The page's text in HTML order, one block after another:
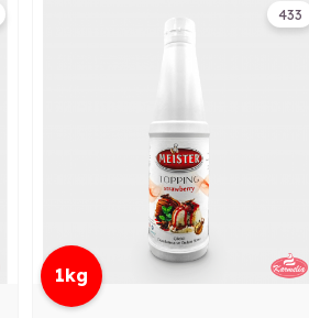
433
1kg